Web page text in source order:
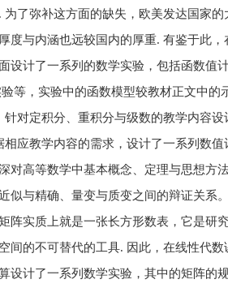
为了弥补这方面的缺失，欧美发达国家
度与内涵也远较国内的厚重. 有鉴于此
设计了一系列的数学实验，包括函数值
等，实验中的函数模型较教材正文中
针对定积分、重积分与级数的教学内容
相应教学内容的需求，设计了一系列数
对高等数学中基本概念、定理与思想方
似与精确、量变与质变之间的辩证关系
阵实质上就是一张长方形数表，它是研
间的不可替代的工具. 因此，在线性代
设计了一系列数学实验，其中的矩阵的